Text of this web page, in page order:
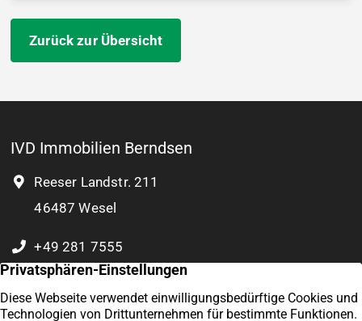
Zurück zur Übersicht
IVD Immobilien Berndsen
Reeser Landstr. 211
46487 Wesel
+49 281 7555
0 177 8932 804
Kontakt